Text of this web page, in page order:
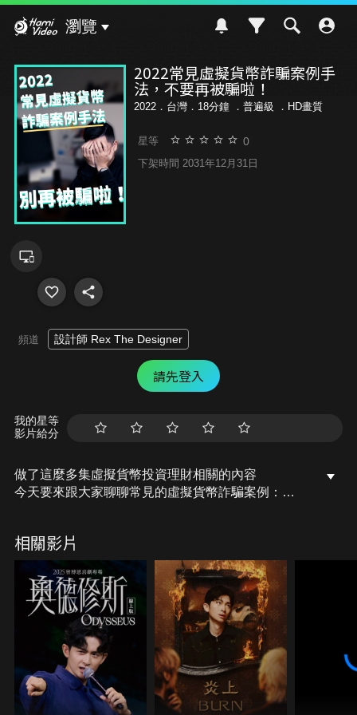
瀏覽
2022常見虛擬貨幣詐騙案例手
法，不要再被騙啦！
2022．台灣．18分鐘 ． 普遍級 ．HD畫質
星等 0
下架時間 2031年12月31日
頻道 設計師 Rex The Designer
請先登入
我的星等
影片給分
做了這麼多集虛擬貨幣投資理財相關的內容
今天要來跟大家聊聊常見的虛擬貨幣詐騙案例：
他就還是這麼猖狂，肯定是收益不錯呀
而且很多時候在詐騙得當下，當事人得腦袋可能因為
市場行情、fomo 情緒或者是才剛進入這個產業而一
隻半解，沒有該有得判斷力，都是很容易上當的原因
我自己在剛出社會對於股票一知半解時也是很容易差
點被騙去買過那種未上市股票
因為當你聽到幾個你好像聽過的專有名詞，就很容易
被唬得一愣一愣的，反而比完全不懂時還要容易上
當。
所以我完全理解這種血汗錢差點不見得感受
相關影片